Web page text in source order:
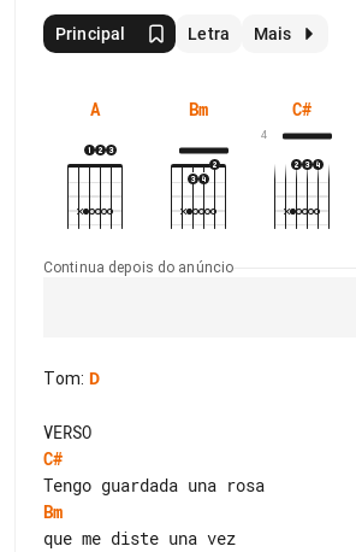
Principal Letra Mais
A Bm C#
4
Continua depois do anúncio
Tom: D
C#
Bm